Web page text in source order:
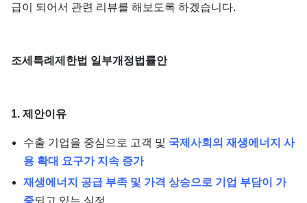
급이 되어서 관련 리뷰를 해보도록 하겠습니다.
조세특례제한법 일부개정법률안
1. 제안이유
수출 기업을 중심으로 고객 및 국제사회의 재생에너지 사
용 확대 요구가 지속 증가
재생에너지 공급 부족 및 가격 상승으로 기업 부담이 가
중되고 있는 실정